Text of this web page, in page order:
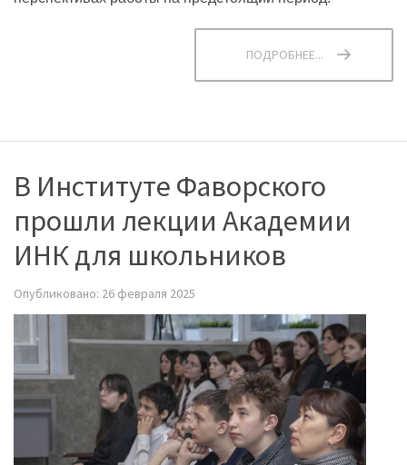
ПОДРОБНЕЕ...
В Институте Фаворского
прошли лекции Академии
ИНК для школьников
Опубликовано: 26 февраля 2025